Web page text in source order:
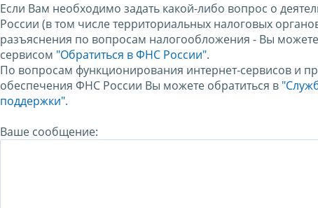
Если Вам необходимо задать какой-либо вопрос о
России (в том числе территориальных налоговых
разъяснения по вопросам налогообложения - Вы можете
сервисом "Обратиться в ФНС России".
По вопросам функционирования интернет-сервисов и
обеспечения ФНС России Вы можете обратиться в
поддержки".
Ваше сообщение: